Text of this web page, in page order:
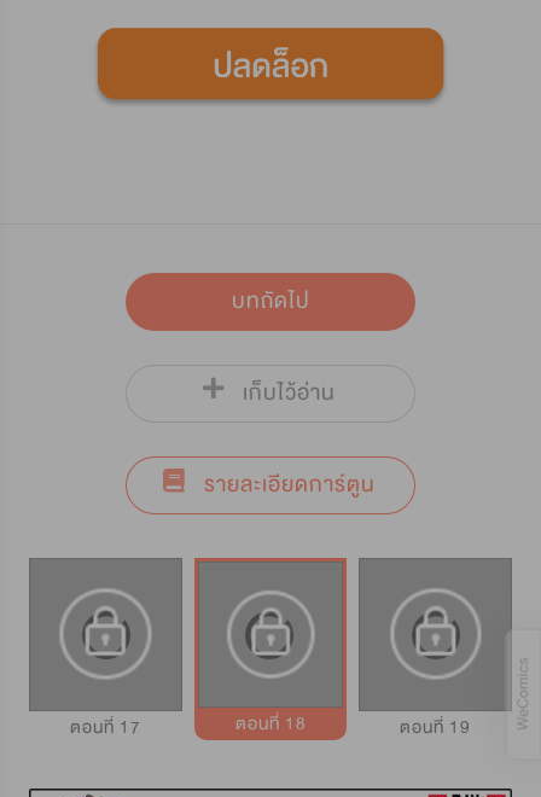
บทถัดไป
เก็บไว้อ่าน
รายละเอียดการ์ตูน
ตอนที่ 17 ตอนที่ 18 ตอนที่ 19